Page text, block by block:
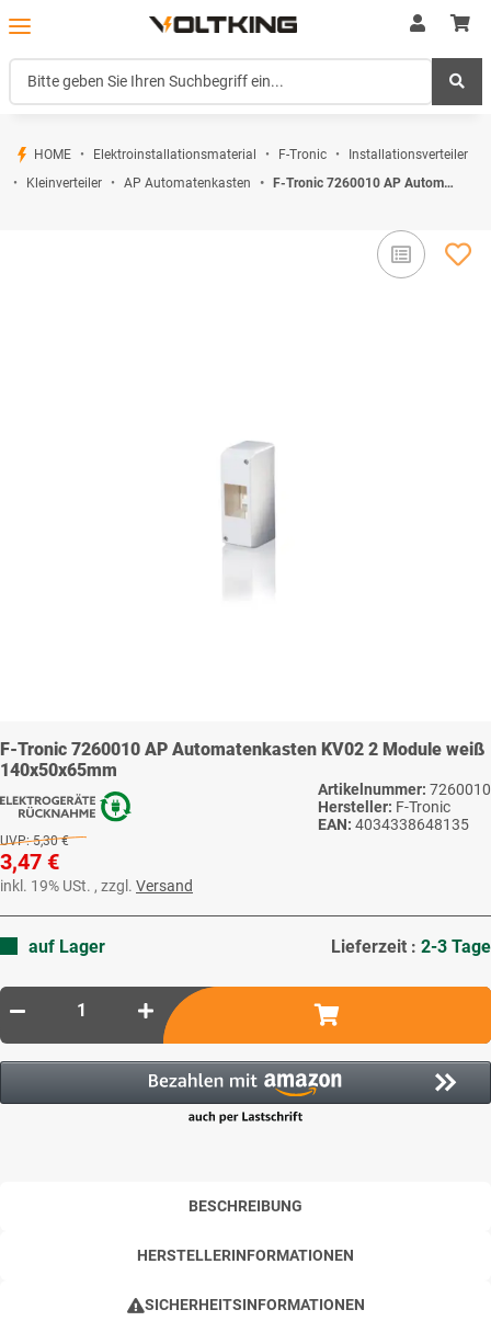
HOME Elektroinstallationsmaterial F-Tronic
Installationsverteiler
Kleinverteiler
AP Automatenkasten F-Tronic 7260010 AP Automatenkasten KV02 2 Module weiß 140x50x65mm
F-Tronic 7260010 AP Automatenkasten KV02 2 Module weiß
140x50x65mm
Artikelnummer: 7260010
Hersteller: F-Tronic
EAN: 4034338648135
UVP: 5,30 €
3,47 €
inkl. 19% USt. , zzgl. Versand
auf Lager Lieferzeit : 2-3 Tage
BESCHREIBUNG
HERSTELLERINFORMATIONEN
SICHERHEITSINFORMATIONEN